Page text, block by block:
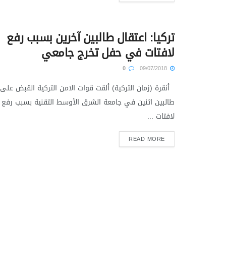
تركيا: اعتقال طالبين آخرين بسبب رفع
لافتات في حفل تخرج جامعي
أنقرة (زمان التركية) ألقت قوات الامن التركية القبض على
طالبين اثنين في جامعة الشرق الأوسط التقنية بسبب رفع
لافتات ...
READ MORE